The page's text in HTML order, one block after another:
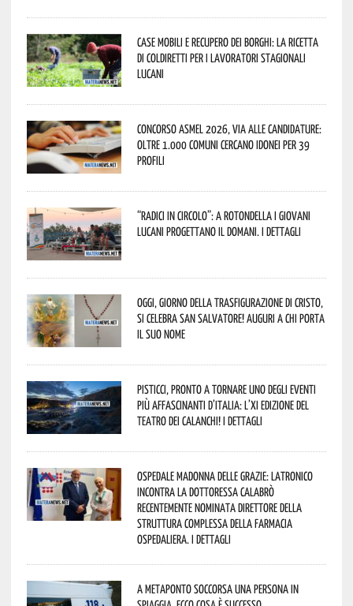
Case mobili e recupero dei borghi: la ricetta
di Coldiretti per i lavoratori stagionali
lucani
Concorso Asmel 2026, via alle candidature:
oltre 1.000 Comuni cercano idonei per 39
profili
“Radici in Circolo”: a Rotondella i giovani
lucani progettano il domani. I dettagli
Oggi, giorno della Trasfigurazione di Cristo,
si celebra San Salvatore! Auguri a chi porta
il suo nome
Pisticci, pronto a tornare uno degli eventi
più affascinanti d’Italia: l’XI edizione del
Teatro dei Calanchi! I dettagli
Ospedale Madonna delle Grazie: Latronico
incontra la dottoressa Calabrò
recentemente nominata Direttore della
Struttura Complessa della Farmacia
Ospedaliera. I dettagli
A Metaponto soccorsa una persona in